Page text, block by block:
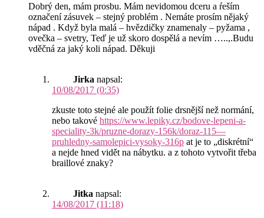
Dobrý den, mám prosbu. Mám nevidomou dceru a ŕeším
označení zásuvek – stejný problém . Nemáte prosím nějaký
nápad . Když byla malá – hvězdičky znamenaly – pyžama ,
ovečka – svetry, Teď je už skoro dospělá a nevím …..,.Budu
vděčná za jaký koli nápad. Děkuji
Jirka napsal:
10/08/2017 (0:35)
zkuste toto stejné ale použít folie drsnější než normání,
nebo takové https://www.lepiky.cz/bodove-lepeni-a-
speciality-3k/pruzne-dorazy-156k/doraz-115—
pruhledny-samolepici-vysoky-316p at je to „diskrétní“
a nejde hned vidět na nábytku. a z tohoto vytvořit třeba
braillové znaky?
Jitka napsal:
14/08/2017 (11:18)